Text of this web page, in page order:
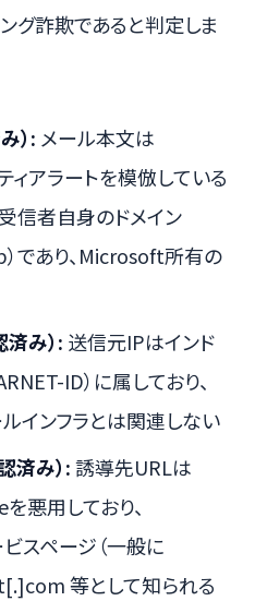
グ詐欺であると判定しま
）: メール本文は
アラートを模倣している
信者自身のドメイン
であり、Microsoft所有の
み）: 送信元IPはインド
ID）に属しており、
インフラとは関連しない
済み）:誘導先URLは
悪用しており、
スページ（一般に
等として知られる